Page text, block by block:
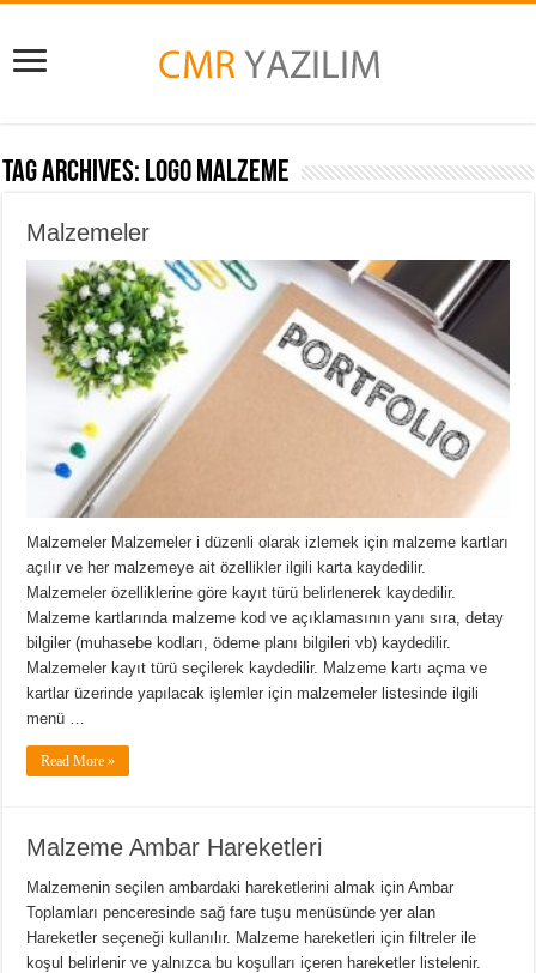
Tag Archives: Logo Malzeme
Malzemeler
Malzemeler Malzemeler i düzenli olarak izlemek için malzeme kartları
açılır ve her malzemeye ait özellikler ilgili karta kaydedilir.
Malzemeler özelliklerine göre kayıt türü belirlenerek kaydedilir.
Malzeme kartlarında malzeme kod ve açıklamasının yanı sıra, detay
bilgiler (muhasebe kodları, ödeme planı bilgileri vb) kaydedilir.
Malzemeler kayıt türü seçilerek kaydedilir. Malzeme kartı açma ve
kartlar üzerinde yapılacak işlemler için malzemeler listesinde ilgili
menü …
Read More »
Malzeme Ambar Hareketleri
Malzemenin seçilen ambardaki hareketlerini almak için Ambar
Toplamları penceresinde sağ fare tuşu menüsünde yer alan
Hareketler seçeneği kullanılır. Malzeme hareketleri için filtreler ile
koşul belirlenir ve yalnızca bu koşulları içeren hareketler listelenir.